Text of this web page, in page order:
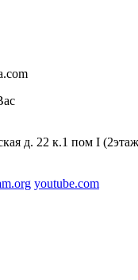
д. 22 к.1 пом I
youtube.com